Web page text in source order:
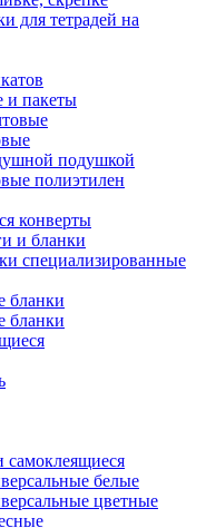
для тетрадей на
и пакеты
подушкой
полиэтилен
конверты
и бланки
специализированные
бланки
бланки
самоклеящиеся
белые
цветные